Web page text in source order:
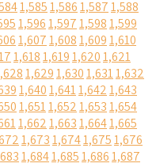
1,5851,5861,5871,588
1,5961,5971,5981,599
1,6071,6081,6091,610
1,6181,6191,6201,621
1,6291,6301,6311,632
1,6401,6411,6421,643
1,6511,6521,6531,654
1,6621,6631,6641,665
1,6731,6741,6751,676
1,6841,6851,6861,687